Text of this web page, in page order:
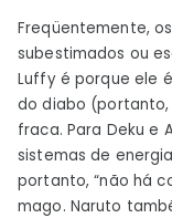
Freqüentemente,
subestimados ou
Luffy é porque ele
do diabo
fraca. Para Deku e
sistemas de
portanto, “não há
mago. Naruto